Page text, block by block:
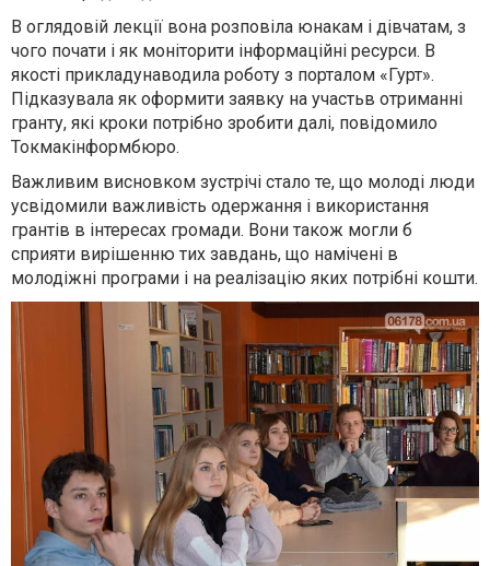
В оглядовій лекції вона розповіла юнакам і дівчатам, з
чого почати і як моніторити інформаційні ресурси. В
якості прикладунаводила роботу з порталом «Гурт».
Підказувала як оформити заявку на участьв отриманні
гранту, які кроки потрібно зробити далі, повідомило
Токмакінформбюро.
Важливим висновком зустрічі стало те, що молоді люди
усвідомили важливість одержання і використання
грантів в інтересах громади. Вони також могли б
сприяти вирішенню тих завдань, що намічені в
молодіжні програми і на реалізацію яких потрібні кошти.